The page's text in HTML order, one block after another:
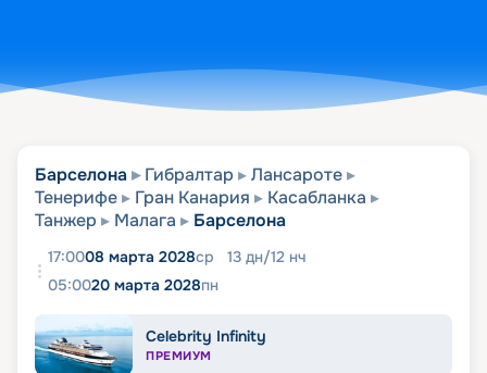
Барселона Гибралтар
Лансароте
Тенерифе
Гран Канария
Касабланка
Танжер
Малага Барселона
17:0008 марта 2028ср 13 дн/12 нч
05:0020 марта 2028пн
Celebrity Infinity
ПРЕМИУМ